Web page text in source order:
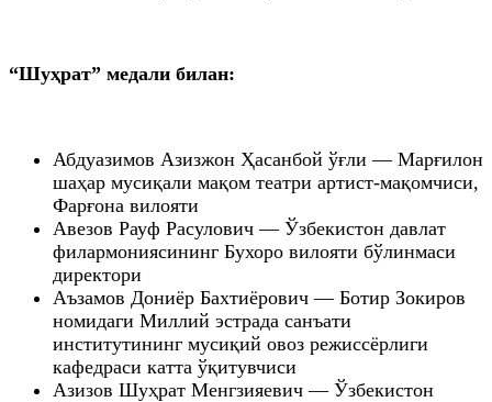
“Шуҳрат” медали билан:
Абдуазимов Азизжон Ҳасанбой ўғли — Марғилон
шаҳар мусиқали мақом театри артист-мақомчиси,
Фарғона вилояти
Авезов Рауф Расулович — Ўзбекистон давлат
филармониясининг Бухоро вилояти бўлинмаси
директори
Аъзамов Дониёр Бахтиёрович — Ботир Зокиров
номидаги Миллий эстрада санъати
институтининг мусиқий овоз режиссёрлиги
кафедраси катта ўқитувчиси
Азизов Шуҳрат Менгзияевич — Ўзбекистон